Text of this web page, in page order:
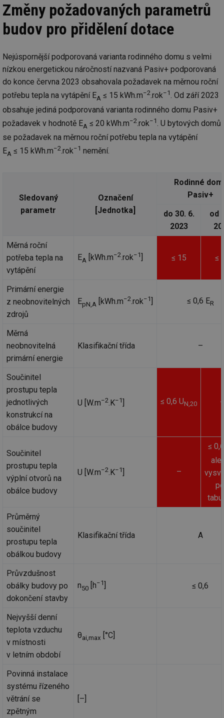
Změny požadovaných parametrů
budov pro přidělení dotace
Nejúspornější podporovaná varianta rodinného domu s velmi
nízkou energetickou náročností nazvaná Pasiv+ podporovaná
do konce června 2023 obsahovala požadavek na měrnou roční
potřebu tepla na vytápění EA ≤ 15 kWh.m−2.rok−1 . Od září 2023
obsahuje jediná podporovaná varianta rodinného domu Pasiv+
požadavek v hodnotě EA ≤ 20 kWh.m−2.rok−1 . U bytových domů
se požadavek na měrnou roční potřebu tepla na vytápění
EA ≤ 15 kWh.m−2.rok−1 nemění.
Sledovaný
parametr
Označení
[Jednotka]
Rodinné
Pasiv+
do 30. 6.
2023
od
Měrná roční
potřeba tepla na
vytápění
EA [kWh.m−2.rok−1 ≤ 15 ≤
Primární energie
z neobnovitelných
zdrojů
EpN,A [kWh.m−2.rok−1 ≤ 0,6 ER
Měrná
neobnovitelná
primární energie
Klasifikační třída –
Součinitel
prostupu tepla
jednotlivých
konstrukcí na
obálce budovy
U [W.m−2.K−1 ≤ 0,6 UN,20
Součinitel
prostupu tepla
výplní otvorů na
obálce budovy
U [W.m−2.K−1 –
≤
ale
Průměrný
součinitel
prostupu tepla
obálkou budovy
Klasifikační třída A
Průvzdušnost
obálky budovy po
dokončení stavby
n50 [h−1 ≤ 0,6
Nejvyšší denní
teplota vzduchu
v místnosti
v letním období
θai,max [°C]
Povinná instalace
systému řízeného
větrání se
zpětným
[–]